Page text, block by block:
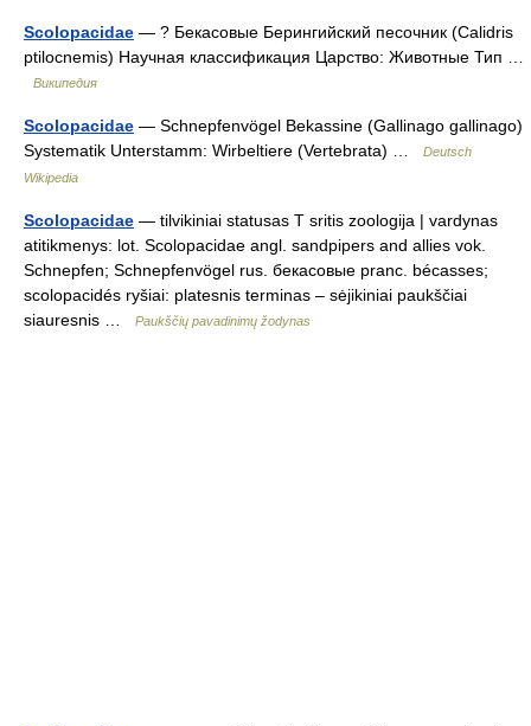
Scolopacidae — ? Бекасовые Берингийский песочник (Calidris
ptilocnemis) Научная классификация Царство: Животные Тип …
Википедия
Scolopacidae — Schnepfenvögel Bekassine (Gallinago gallinago)
Systematik Unterstamm: Wirbeltiere (Vertebrata) …
Deutsch
Wikipedia
Scolopacidae — tilvikiniai statusas T sritis zoologija | vardynas
atitikmenys: lot. Scolopacidae angl. sandpipers and allies vok.
Schnepfen; Schnepfenvögel rus. бекасовые pranc. bécasses;
scolopacidés ryšiai: platesnis terminas – sėjikiniai paukščiai
siauresnis …
Paukščių pavadinimų žodynas